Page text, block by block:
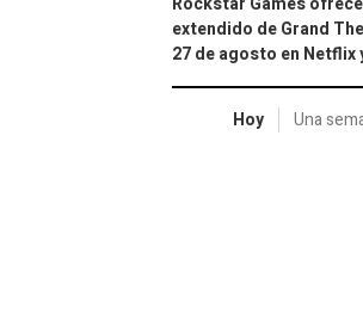
extendido de Grand
27 de agosto en Netflix
Hoy Una